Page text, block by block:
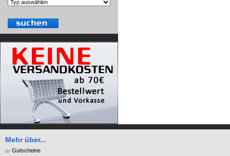
Mehr über...
Gutscheine